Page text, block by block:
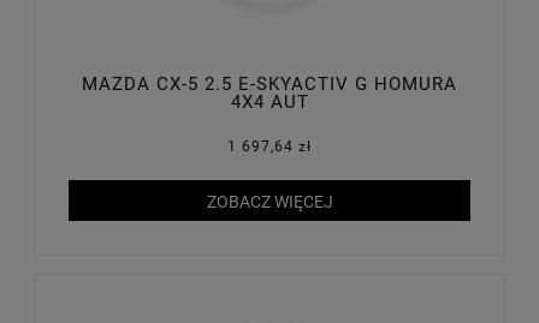
MAZDA CX-5 2.5 E-SKYACTIV G HOMURA
4X4 AUT
1 697,64 zł
ZOBACZ WIĘCEJ